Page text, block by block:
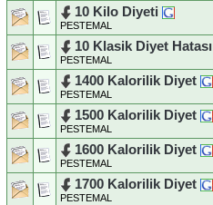
10 Kilo Diyeti
PESTEMAL
10 Klasik Diyet Hatası
PESTEMAL
1400 Kalorilik Diyet
PESTEMAL
1500 Kalorilik Diyet
PESTEMAL
1600 Kalorilik Diyet
PESTEMAL
1700 Kalorilik Diyet
PESTEMAL